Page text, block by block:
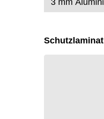
Schutzlaminat